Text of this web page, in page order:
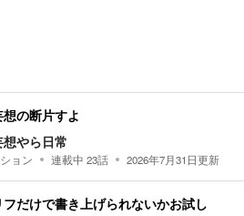
の断片すよ
やら日常
ョン 連載中 23話 2026年7月31日更新
だけで書き上げられないかお試し